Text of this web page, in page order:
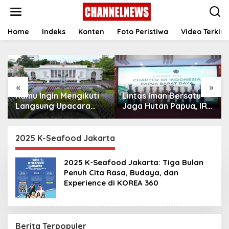
t
Home Indeks Konten Foto Peristiwa Video Terkini
« »
Kamu Ingin Mengikuti
Langsung Upacara
HUT Ke-81
Istana? Ini Link
Pendaftaran Resminya
di Sini
Lintas Iman Bersatu
Jaga Hutan Papua, IRI
Indonesia Resmikan
2025 K-Seafood Jakarta
2025 K-Seafood Jakarta: Tiga Bulan
Penuh Cita Rasa, Budaya, dan
Experience di KOREA 360
Berita Terpopuler